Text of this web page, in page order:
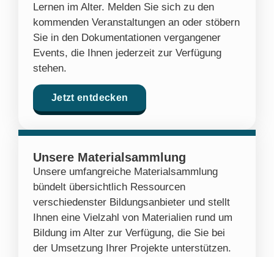
Lernen im Alter. Melden Sie sich zu den
kommenden Veranstaltungen an oder stöbern
Sie in den Dokumentationen vergangener
Events, die Ihnen jederzeit zur Verfügung
stehen.
Jetzt entdecken
Unsere Materialsammlung
Unsere umfangreiche Materialsammlung
bündelt übersichtlich Ressourcen
verschiedenster Bildungsanbieter und stellt
Ihnen eine Vielzahl von Materialien rund um
Bildung im Alter zur Verfügung, die Sie bei
der Umsetzung Ihrer Projekte unterstützen.